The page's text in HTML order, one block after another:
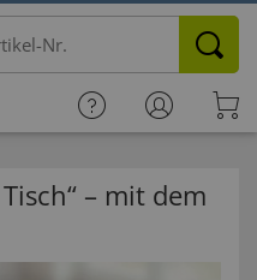
– mit dem